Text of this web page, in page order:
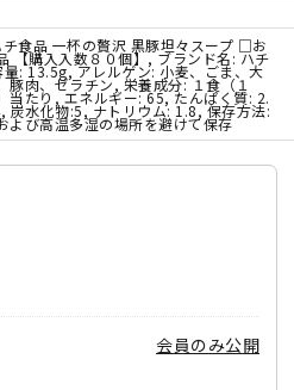
食品 一杯の贅沢 黒豚坦々スープ □お
【購入入数８０個】, ブランド名: ハチ
: 13.5g, アレルゲン: 小麦、ごま、大
豚肉、ゼラチン, 栄養成分: １食（１
当たり, エネルギー: 65, たんぱく質: 2.
炭水化物:5, ナトリウム: 1.8, 保存方法:
よび高温多湿の場所を避けて保存
会員のみ公開